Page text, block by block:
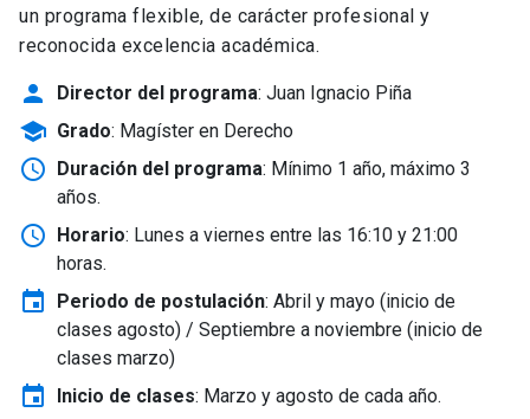
un programa flexible, de carácter profesional y
reconocida excelencia académica.
person Director del programa: Juan Ignacio Piña
school Grado: Magíster en Derecho
schedule Duración del programa: Mínimo 1 año, máximo 3
años.
schedule Horario: Lunes a viernes entre las 16:10 y 21:00
horas.
event Periodo de postulación: Abril y mayo (inicio de
clases agosto) / Septiembre a noviembre (inicio de
clases marzo)
event Inicio de clases: Marzo y agosto de cada año.